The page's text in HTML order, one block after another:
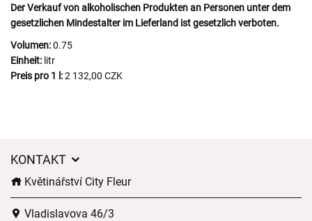
Der Verkauf von alkoholischen Produkten an Personen unter dem
gesetzlichen Mindestalter im Lieferland ist gesetzlich verboten.
Volumen:0.75
Einheit: litr
Preis pro 1 l:2 132,00 CZK
KONTAKT
Květinářství City Fleur
Vladislavova 46/3